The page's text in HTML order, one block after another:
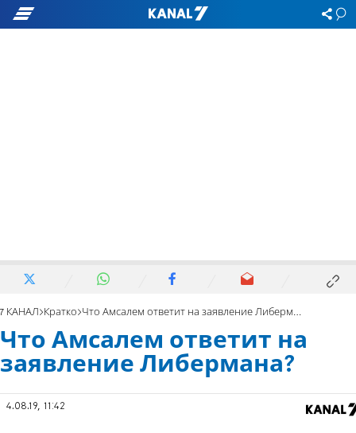
7 КАНАЛ Кратко Что Амсалем ответит на заявление Либермана?
Что Амсалем ответит на
заявление Либермана?
4.08.19, 11:42